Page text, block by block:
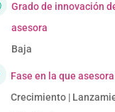
Grado de innovación
asesora
Baja
Fase en la que asesora
Crecimiento |